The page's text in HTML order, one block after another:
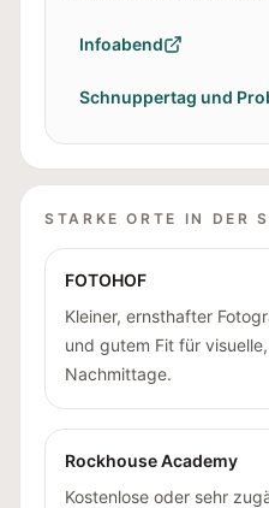
Infoabend
Schnuppertag und
STARKE ORTE IN DER
FOTOHOF
Kleiner, ernsthafter
und gutem Fit für
Nachmittage.
Rockhouse Academy
Kostenlose oder sehr